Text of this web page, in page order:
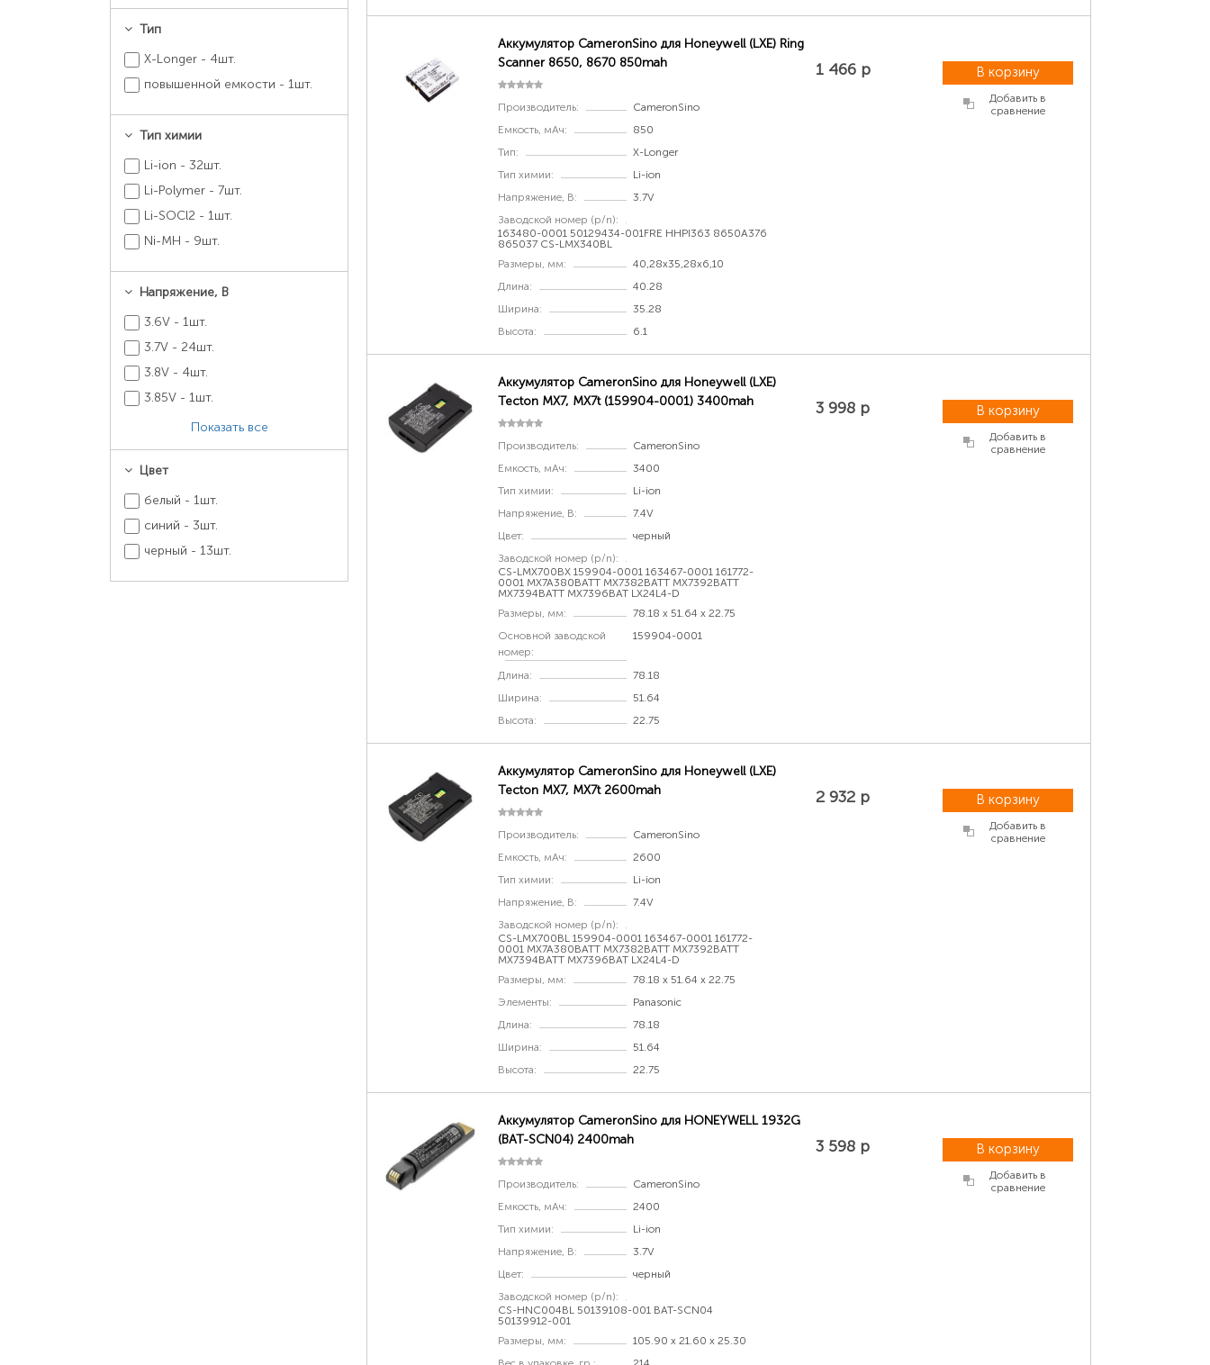
Тип
X-Longer - 4шт.
повышенной емкости - 1шт.
Тип химии
Li-ion - 32шт.
Li-Polymer - 7шт.
Li-SOCl2 - 1шт.
Ni-MH - 9шт.
Напряжение, В
3.6V - 1шт.
3.7V - 24шт.
3.8V - 4шт.
3.85V - 1шт.
Показать все
Цвет
белый - 1шт.
синий - 3шт.
черный - 13шт.
Аккумулятор CameronSino для Honeywell (LXE) Ring
Scanner 8650, 8670 850mah
Производитель:
CameronSino
Емкость, мАч:
850
Тип:
X-Longer
Тип химии:
Li-ion
Напряжение, В:
3.7V
Заводской номер (p/n):
163480-0001 50129434-001FRE HHPI363 8650A376
865037 CS-LMX340BL
Размеры, мм:
40,28x35,28x6,10
Длина:
40.28
Ширина:
35.28
Высота:
6.1
1 466 р В корзину
Добавить в
сравнение
Аккумулятор CameronSino для Honeywell (LXE)
Tecton MX7, MX7t (159904-0001) 3400mah
Производитель:
CameronSino
Емкость, мАч:
3400
Тип химии:
Li-ion
Напряжение, В:
7.4V
Цвет:
черный
Заводской номер (p/n):
CS-LMX700BX 159904-0001 163467-0001 161772-
0001 MX7A380BATT MX7382BATT MX7392BATT
MX7394BATT MX7396BAT LX24L4-D
Размеры, мм:
78.18 x 51.64 x 22.75
Основной заводской
номер:
159904-0001
Длина:
78.18
Ширина:
51.64
Высота:
22.75
3 998 р В корзину
Добавить в
сравнение
Аккумулятор CameronSino для Honeywell (LXE)
Tecton MX7, MX7t 2600mah
Производитель:
CameronSino
Емкость, мАч:
2600
Тип химии:
Li-ion
Напряжение, В:
7.4V
Заводской номер (p/n):
CS-LMX700BL 159904-0001 163467-0001 161772-
0001 MX7A380BATT MX7382BATT MX7392BATT
MX7394BATT MX7396BAT LX24L4-D
Размеры, мм:
78.18 x 51.64 x 22.75
Элементы:
Panasonic
Длина:
78.18
Ширина:
51.64
Высота:
22.75
2 932 р В корзину
Добавить в
сравнение
Аккумулятор CameronSino для HONEYWELL 1932G
(BAT-SCN04) 2400mah
Производитель:
CameronSino
Емкость, мАч:
2400
Тип химии:
Li-ion
Напряжение, В:
3.7V
Цвет:
черный
Заводской номер (p/n):
CS-HNC004BL 50139108-001 BAT-SCN04
50139912-001
Размеры, мм:
105.90 x 21.60 x 25.30
3 598 р В корзину
Добавить в
сравнение